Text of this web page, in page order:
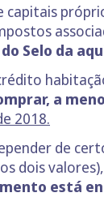
Selo da
a
2018.
de
dois
está